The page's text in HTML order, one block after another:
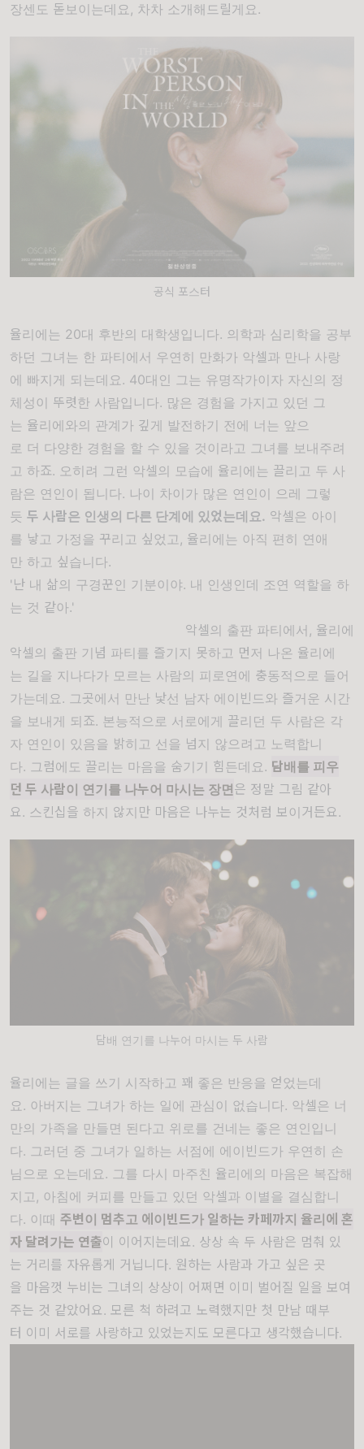
장센도 돋보이는데요, 차차 소개해드릴게요.
공식 포스터
율리에는 20대 후반의 대학생입니다. 의학과 심리학을 공부
하던 그녀는 한 파티에서 우연히 만화가 악셀과 만나 사랑
에 빠지게 되는데요 . 40대인 그는 유명작가이자 자신의 정
체성이 뚜렷한 사람입니다. 많은 경험을 가지고 있던 그
는 율리에와의 관계가 깊게 발전하기 전에 너는 앞으
로 더 다양한 경험을 할 수 있을 것이라고 그녀를 보내주려
고 하죠. 오히려 그런 악셀의 모습에 율리에는 끌리고 두 사
람은 연인이 됩니다. 나이 차이가 많은 연인이 으레 그렇
듯 두 사람은 인생의 다른 단계에 있었는데요. 악셀은 아이
를 낳고 가정을 꾸리고 싶었고 , 율리에는 아직 편히 연애
만 하고 싶습니다.
'난 내 삶의 구경꾼인 기분이야. 내 인생인데 조연 역할을 하
는 것 같아.'
악셀의 출판 파티에서, 율리에
악셀의 출판 기념 파티를 즐기지 못하고 먼저 나온 율리에
는 길을 지나다가 모르는 사람의 피로연에 충동적으로 들어
가는데요. 그곳에서 만난 낯선 남자 에이빈드와 즐거운 시간
을 보내게 되죠. 본능적으로 서로에게 끌리던 두 사람은 각
자 연인이 있음을 밝히고 선을 넘지 않으려고 노력합니
다. 그럼에도 끌리는 마음을 숨기기 힘든데요. 담배를 피우
던 두 사람이 연기를 나누어 마시는 장면은 정말 그림 같아
요. 스킨십을 하지 않지만 마음은 나누는 것처럼 보이거든요.
담배 연기를 나누어 마시는 두 사람
율리에는 글을 쓰기 시작하고 꽤 좋은 반응을 얻었는데
요. 아버지는 그녀가 하는 일에 관심이 없습니다. 악셀은 너
만의 가족을 만들면 된다고 위로를 건네는 좋은 연인입니
다. 그러던 중 그녀가 일하는 서점에 에이빈드가 우연히 손
님으로 오는데요. 그를 다시 마주친 율리에의 마음은 복잡해
지고, 아침에 커피를 만들고 있던 악셀과 이별을 결심합니
다. 이때 주변이 멈추고 에이빈드가 일하는 카페까지 율리에 혼
자 달려가는 연출이 이어지는데요. 상상 속 두 사람은 멈춰 있
는 거리를 자유롭게 거닙니다. 원하는 사람과 가고 싶은 곳
을 마음껏 누비는 그녀의 상상이 어쩌면 이미 벌어질 일을 보여
주는 것 같았어요. 모른 척 하려고 노력했지만 첫 만남 때부
터 이미 서로를 사랑하고 있었는지도 모른다고 생각했습니다.